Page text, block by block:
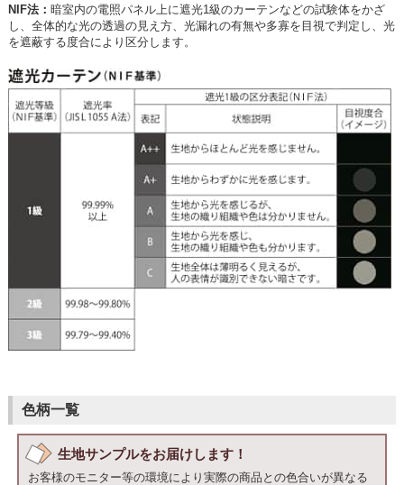
NIF法： 暗室内の電照パネル上に遮光1級のカーテンなどの試験体をかざ
し、全体的な光の透過の見え方、光漏れの有無や多寡を目視で判定し、光
を遮蔽する度合により区分します。
色柄一覧
生地サンプルをお届けします！
お客様のモニター等の環境により実際の商品との色合いが異なる